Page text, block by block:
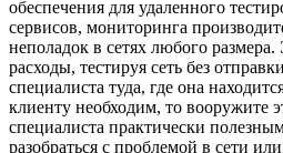
обеспечения для удаленного
сервисов, мониторинга
неполадок в сетях любого
расходы, тестируя сеть без
специалиста туда, где она
клиенту необходим, то вооружите
специалиста практически
разобраться с проблемой в сети